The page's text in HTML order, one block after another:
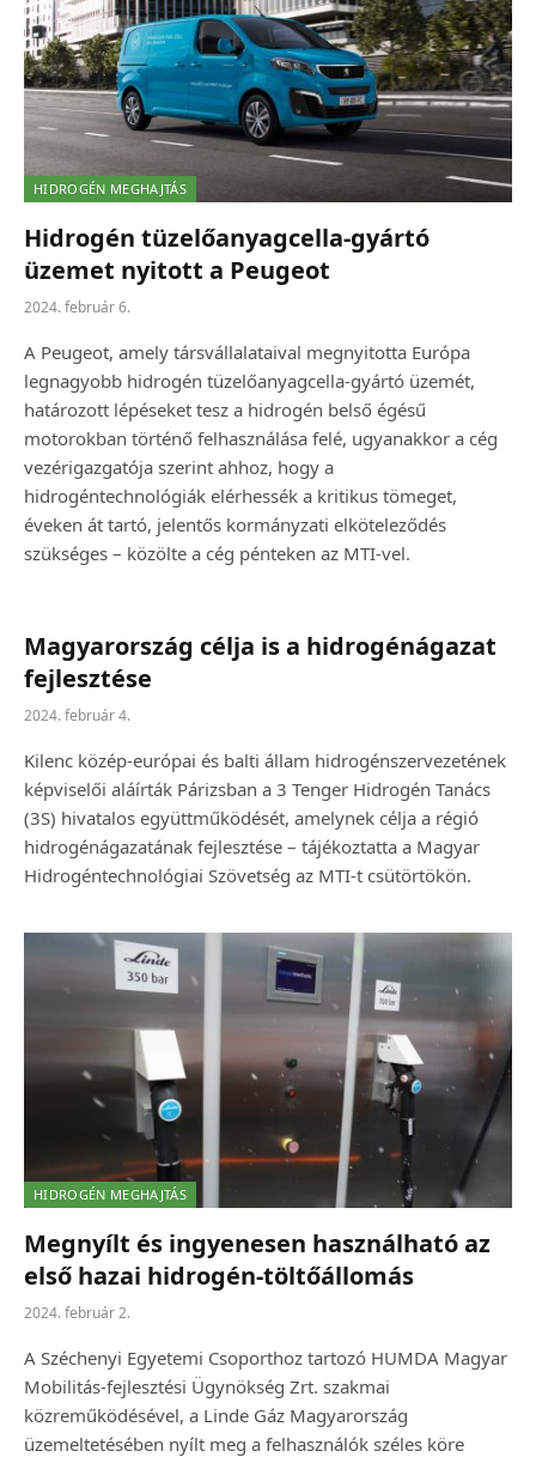
HIDROGÉN MEGHAJTÁS
Hidrogén tüzelőanyagcella-gyártó
üzemet nyitott a Peugeot
2024. február 6.
A Peugeot, amely társvállalataival megnyitotta Európa
legnagyobb hidrogén tüzelőanyagcella-gyártó üzemét,
határozott lépéseket tesz a hidrogén belső égésű
motorokban történő felhasználása felé, ugyanakkor a cég
vezérigazgatója szerint ahhoz, hogy a
hidrogéntechnológiák elérhessék a kritikus tömeget,
éveken át tartó, jelentős kormányzati elköteleződés
szükséges – közölte a cég pénteken az MTI-vel.
Magyarország célja is a hidrogénágazat
fejlesztése
2024. február 4.
Kilenc közép-európai és balti állam hidrogénszervezetének
képviselői aláírták Párizsban a 3 Tenger Hidrogén Tanács
(3S) hivatalos együttműködését, amelynek célja a régió
hidrogénágazatának fejlesztése – tájékoztatta a Magyar
Hidrogéntechnológiai Szövetség az MTI-t csütörtökön.
HIDROGÉN MEGHAJTÁS
Megnyílt és ingyenesen használható az
első hazai hidrogén-töltőállomás
2024. február 2.
A Széchenyi Egyetemi Csoporthoz tartozó HUMDA Magyar
Mobilitás-fejlesztési Ügynökség Zrt. szakmai
közreműködésével, a Linde Gáz Magyarország
üzemeltetésében nyílt meg a felhasználók széles köre